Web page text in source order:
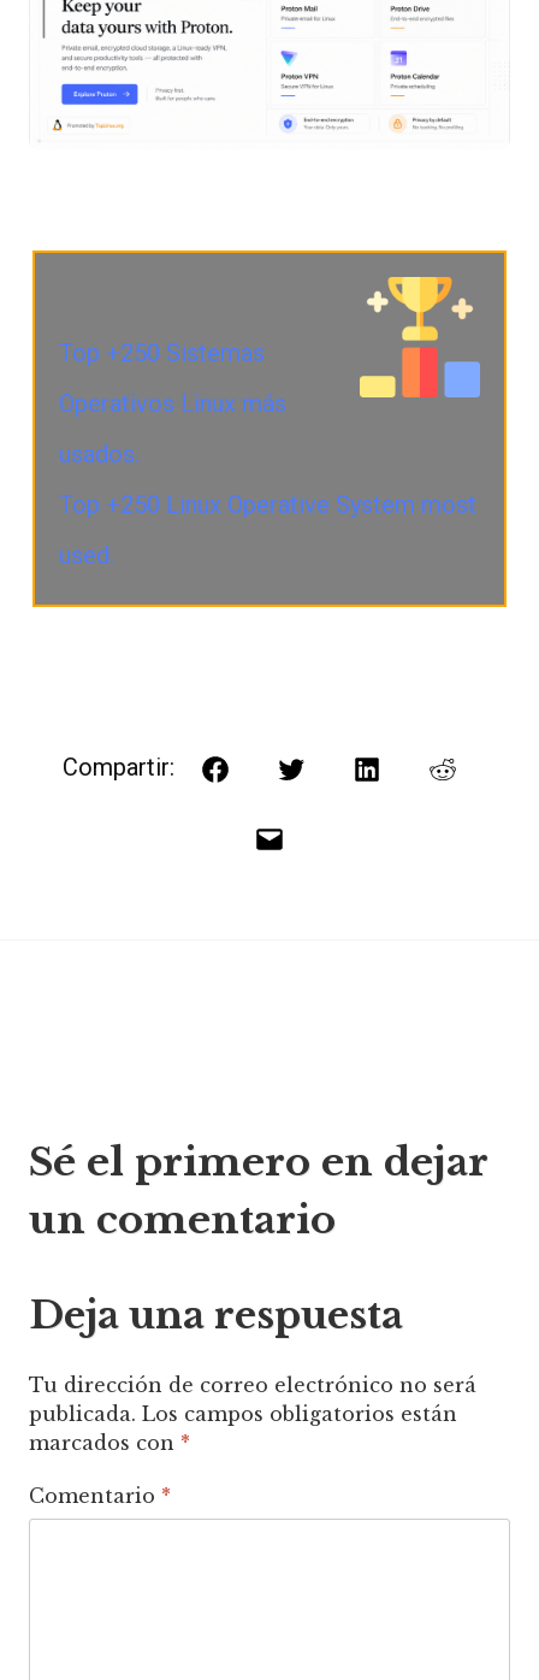
Top +250 Sistemas
Operativos Linux más
usados.
Top +250 Linux Operative System most
used.
Compartir: FacebookTwitterLinkedInReddit
Correo
de
Sé el primero en dejar
un comentario
Deja una respuesta
Tu dirección de correo electrónico no será
publicada. Los campos obligatorios están
marcados con *
Comentario *